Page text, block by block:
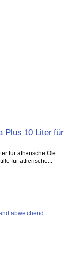
Plus 10 Liter für
für ätherische Öle
für ätherische...
abweichend